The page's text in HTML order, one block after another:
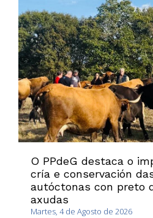
O PPdeG destaca o
cría e conservación
autóctonas con preto
axudas
Martes, 4 de Agosto de 2026